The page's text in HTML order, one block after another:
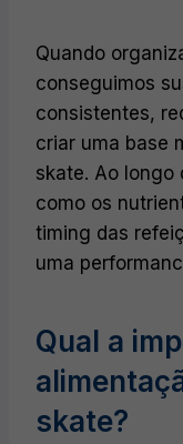
Quando
conseguimos
consistentes,
criar uma base
skate. Ao longo
como os
timing das
uma
Qual a
skate?